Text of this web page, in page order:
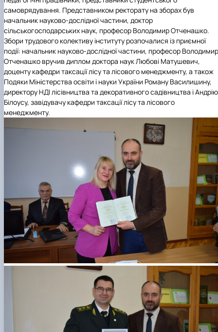
КОРЕНЬ Володимир Анатолійович
- 08.02.2025 р.), випускник 2013 рок…
ЛАЗЕБНИК Іван Вікторович (25.02.1993 -
17.09.2023 р.), випускник 2019 року, спі…
ЛЕВЧЕНКО Валентин Віталійович
19.07.2022 р.), студент 1-го курсу …
ЛІЧНИЙ Юрій Русланович (06.05.1996 -
15.12.2024 р.), випускник 2019 року.
МИКУЛІЧ Богдан Олексійович (07.08.1991
-12.07.2023 р.), випускник 2013 року.
- 24.05.2024 р.), випускник 1999 року.
МУЗИЧЕНКО Костянтин Вікторович
(18.02.1993 – 13.02.2023 р.), випускник 2021
ОБЛОМЕЙ Семен Олександрович
- 21.06.2022 р.), студент 3-го курсу 20…
ПАЛІЄНКО Максим Володимирович
- 24.08.2022 р.), випускник 2011 року.
ПЕТРИЧЕНКО Віктор Михайлович
17.05.2022 р.), випускник 2011 року.
СЕРГА Петро Грирорович (18.06.1999 -
17.04.2024 р.), студент 2-го курсу 2024 рі…
СОЛОВЙОВ Сергій Олександрович
(08.06.1983 - 27.09.2022 р.), випускник 2017
року.
СОРОКА Олександр Григорович
03.07.2023 р.), випускник 2019 року.
СТЕПАНОВ Віталій Анатолійович
- 20.05.2022 р.), випускник 1999 року.
ТЕРЕЩЕНКО Ростислав Віталійович
- 28.12.2023 р.), студент 2 курсу з…
самоврядування. Представником ректорату на зборах був
начальник науково-дослідної частини, доктор
сільськогосподарських наук, професор Володимир Отченашко.
Збори трудового колективу інституту розпочалися із приємної
події: начальник науково-дослідної частини, професор Володимир
Отченашко вручив диплом доктора наукЛюбові Матушевич,
доценту кафедри таксації лісу та лісового менеджменту, а також
Подяки Міністерства освіти і науки України Роману Василишину,
директору НДІ лісівництва та декоративного садівництва і Андрію
Білоусу, завідувачу кафедри таксації лісу та лісового
менеджменту.